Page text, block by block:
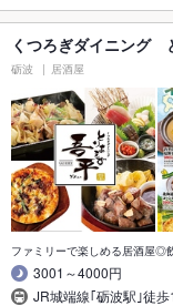
くつろぎダイニング
砺波 居酒屋
ファミリーで楽しめる居酒屋◎
3001～4000円
JR城端線｢砺波駅｣徒